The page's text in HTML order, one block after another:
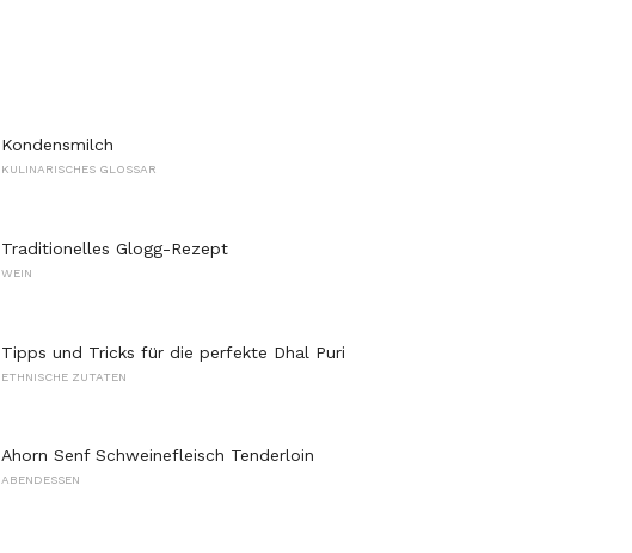
Kondensmilch
KULINARISCHES GLOSSAR
Traditionelles Glogg-Rezept
WEIN
Tipps und Tricks für die perfekte Dhal Puri
ETHNISCHE ZUTATEN
Ahorn Senf Schweinefleisch Tenderloin
ABENDESSEN